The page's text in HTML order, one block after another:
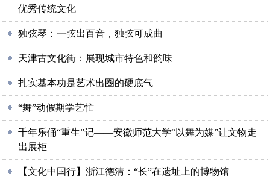
优秀传统文化
独弦琴：一弦出百音，独弦可成曲
天津古文化街：展现城市特色和韵味
扎实基本功是艺术出圈的硬底气
“舞”动假期学艺忙
千年乐俑“重生”记——安徽师范大学“以舞为媒”让文物走
出展柜
【文化中国行】浙江德清：“长”在遗址上的博物馆